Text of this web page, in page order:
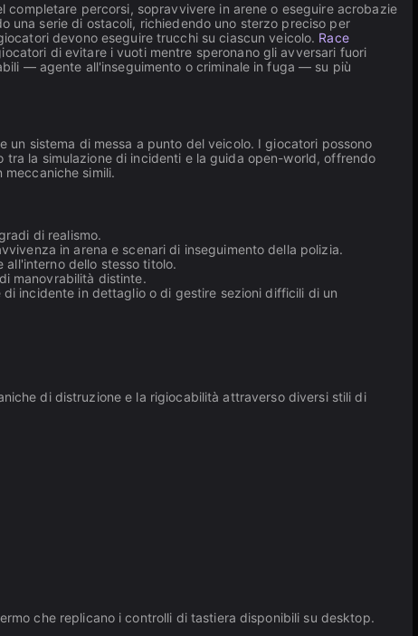
percorsi, sopravvivere in arene o eseguire acrobazie
una serie di ostacoli, richiedendo uno sterzo preciso per
devono eseguire trucchi su ciascun veicolo. Race
di evitare i vuoti mentre speronano gli avversari fuori
— agente all'inseguimento o criminale in fuga — su più
sistema di messa a punto del veicolo. I giocatori possono
la simulazione di incidenti e la guida open-world, offrendo
simili.
di realismo.
in arena e scenari di inseguimento della polizia.
dello stesso titolo.
manovrabilità distinte.
incidente in dettaglio o di gestire sezioni difficili di un
di distruzione e la rigiocabilità attraverso diversi stili di
che replicano i controlli di tastiera disponibili su desktop.